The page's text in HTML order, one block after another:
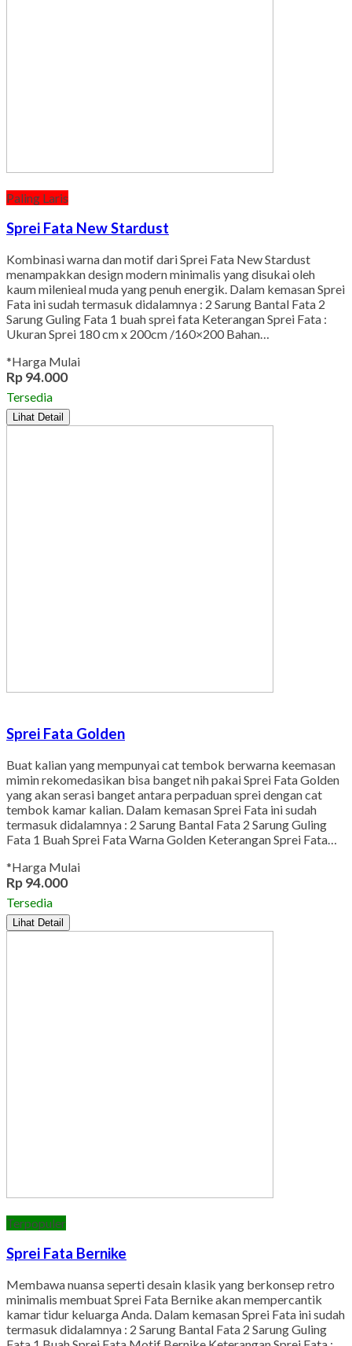
Paling Laris
Sprei Fata New Stardust
Kombinasi warna dan motif dari Sprei Fata New Stardust
menampakkan design modern minimalis yang disukai oleh
kaum milenieal muda yang penuh energik. Dalam kemasan Sprei
Fata ini sudah termasuk didalamnya : 2 Sarung Bantal Fata 2
Sarung Guling Fata 1 buah sprei fata Keterangan Sprei Fata :
Ukuran Sprei 180 cm x 200cm /160×200 Bahan…
*Harga Mulai
Rp 94.000
Tersedia
Lihat Detail
Sprei Fata Golden
Buat kalian yang mempunyai cat tembok berwarna keemasan
mimin rekomedasikan bisa banget nih pakai Sprei Fata Golden
yang akan serasi banget antara perpaduan sprei dengan cat
tembok kamar kalian. Dalam kemasan Sprei Fata ini sudah
termasuk didalamnya : 2 Sarung Bantal Fata 2 Sarung Guling
Fata 1 Buah Sprei Fata Warna Golden Keterangan Sprei Fata…
*Harga Mulai
Rp 94.000
Tersedia
Lihat Detail
Terpopuler
Sprei Fata Bernike
Membawa nuansa seperti desain klasik yang berkonsep retro
minimalis membuat Sprei Fata Bernike akan mempercantik
kamar tidur keluarga Anda. Dalam kemasan Sprei Fata ini sudah
termasuk didalamnya : 2 Sarung Bantal Fata 2 Sarung Guling